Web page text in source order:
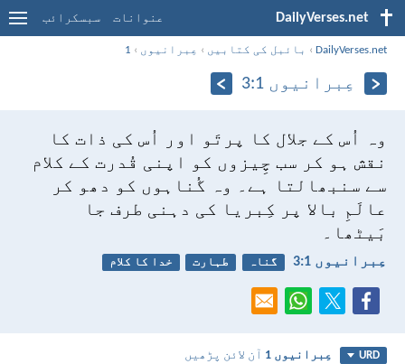
DailyVerses.net عنوانات سبسکرائب
DailyVerses.net
› بائبل کی کتابیں › عِبرانیوں ›
1
عِبرانیوں 1:‏3
وہ اُس کے جلال کا پرتَو اور اُس کی ذات کا
نقش ہو کر سب چِیزوں کو اپنی قُدرت کے کلام
سے سنبھالتا ہے۔ وہ گُناہوں کو دھو کر
عالَمِ بالا پر کِبریا کی دہنی طرف جا
بَیٹھا۔
عِبرانیوں 1:‏3 گناہ طہارت خدا کا کلام
URD عِبرانیوں 1 آن لائن پڑھیں